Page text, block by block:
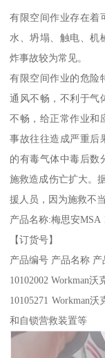
有限空间作业存在着
水、坍塌、触电、机
炸事故较为常见。
有限空间作业的危险
通风不畅，不利于气
不畅，给正常作业和
事故往往造成严重后
的有毒气体中毒后数
施救造成伤亡扩大。
援人员，因为施救不
产品名称:梅思安MSA
【订货号】
产品编号 产品名称 产
10102002 Workman
10105271 Workman
和自锁营救装置等